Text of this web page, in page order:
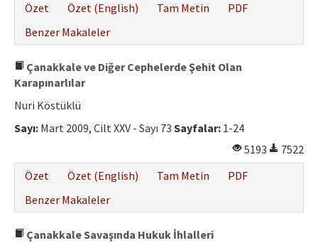
Özet
Özet (English) Tam Metin
PDF
Benzer Makaleler
Çanakkale ve Diğer Cephelerde Şehit Olan
Karapınarlılar
Nuri Köstüklü
Sayı: Mart 2009, Cilt XXV - Sayı 73 Sayfalar: 1-24
5193
7522
Özet
Özet (English) Tam Metin
PDF
Benzer Makaleler
Çanakkale Savaşında Hukuk İhlalleri